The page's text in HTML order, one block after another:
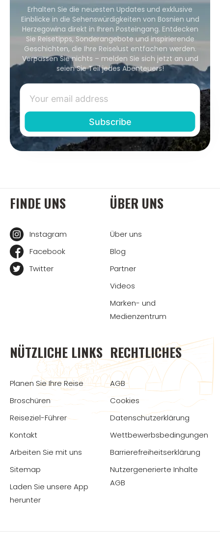
Erhalten Sie die neuesten Updates und exklusive
Einblicke in die Sehenswürdigkeiten von Bosnien und
Herzegowina direkt in Ihren Posteingang. Entdecken
Sie Reisetipps, Sonderangebote und inspirierende
Geschichten, die Ihre Reiselust entfachen werden.
Verpassen Sie nichts – melden Sie sich jetzt an und
seien Sie Teil jedes Abenteuers!
FINDE UNS
Instagram
Facebook
Twitter
ÜBER UNS
Über uns
Blog
Partner
Videos
Marken- und
Medienzentrum
NÜTZLICHE LINKS
Planen Sie Ihre Reise
Broschüren
Reiseziel-Führer
Kontakt
Arbeiten Sie mit uns
Sitemap
Laden Sie unsere App
herunter
RECHTLICHES
AGB
Cookies
Datenschutzerklärung
Wettbewerbsbedingungen
Barrierefreiheitserklärung
Nutzergenerierte Inhalte
AGB